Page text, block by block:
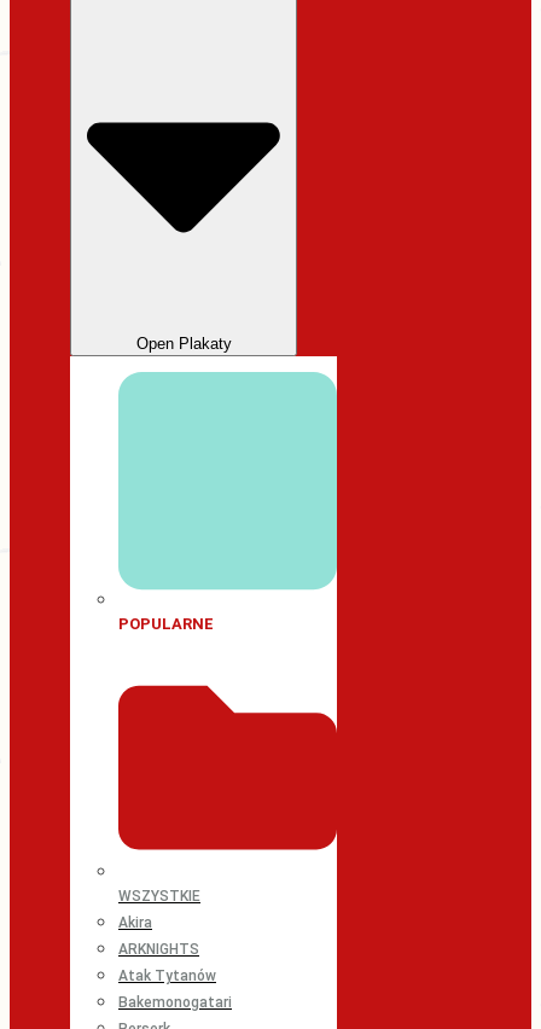
Open Plakaty
POPULARNE
WSZYSTKIE
Akira
ARKNIGHTS
Atak Tytanów
Bakemonogatari